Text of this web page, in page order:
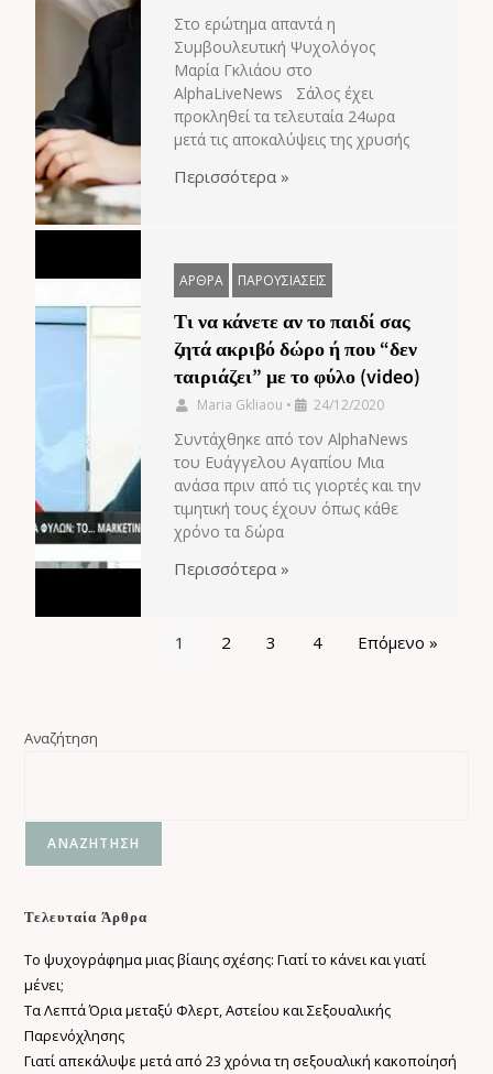
Στο ερώτημα απαντά η
Συμβουλευτική Ψυχολόγος
Μαρία Γκλιάου στο
AlphaLiveNews Σάλος έχει
προκληθεί τα τελευταία 24ωρα
μετά τις αποκαλύψεις της χρυσής
Περισσότερα »
ΑΡΘΡΑ ΠΑΡΟΥΣΙΑΣΕΙΣ
Τι να κάνετε αν το παιδί σας
ζητά ακριβό δώρο ή που “δεν
ταιριάζει” με το φύλο (video)
Maria Gkliaou • 24/12/2020
Συντάχθηκε από τον AlphaNews
του Ευάγγελου Αγαπίου Μια
ανάσα πριν από τις γιορτές και την
τιμητική τους έχουν όπως κάθε
χρόνο τα δώρα
Περισσότερα »
1 2 3 4 Επόμενο »
Αναζήτηση
ΑΝΑΖΉΤΗΣΗ
Τελευταία Άρθρα
Το ψυχογράφημα μιας βίαιης σχέσης: Γιατί το κάνει και γιατί
μένει;
Τα Λεπτά Όρια μεταξύ Φλερτ, Αστείου και Σεξουαλικής
Παρενόχλησης
Γιατί απεκάλυψε μετά από 23 χρόνια τη σεξουαλική κακοποίησή